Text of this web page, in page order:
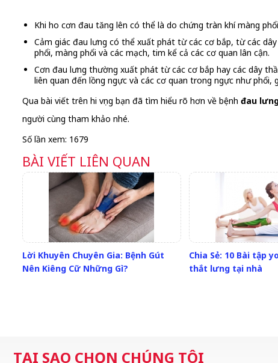
Khi ho cơn đau tăng lên có thể là do chứng tràn khí màng
Cảm giác đau lưng có thể xuất phát từ các cơ bắp, từ các
phổi, màng phổi và các mạch, tim kể cả các cơ quan lân cận.
Cơn đau lưng thường xuất phát từ các cơ bắp hay các dây
liên quan đến lồng ngực và các cơ quan trong ngực như
Qua bài viết trên hi vọng bạn đã tìm hiểu rõ hơn về bệnh đau
người cùng tham khảo nhé.
Số lần xem: 1679
BÀI VIẾT LIÊN QUAN
Lời Khuyên Chuyên Gia: Bệnh Gút
Nên Kiêng Cữ Những Gì?
Chia Sẻ: 10 Bài tập
thắt lưng tại nhà
TẠI SAO CHỌN CHÚNG TÔI